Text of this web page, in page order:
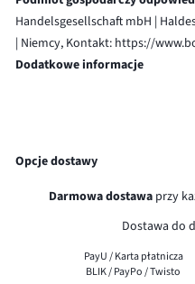
Handelsgesellschaft mbH |
| Niemcy, Kontakt: https://
Dodatkowe informacje
Opcje dostawy
Darmowa dostawaprzy
Dostawa do
PayU / Karta płatnicza
BLIK / PayPo / Twisto